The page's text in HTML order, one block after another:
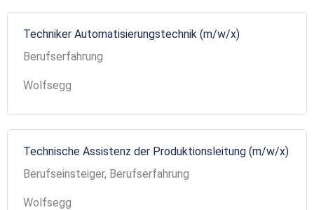
Techniker Automatisierungstechnik (m/w/x)
Berufserfahrung
Wolfsegg
Technische Assistenz der Produktionsleitung (m/w/x)
Berufseinsteiger, Berufserfahrung
Wolfsegg